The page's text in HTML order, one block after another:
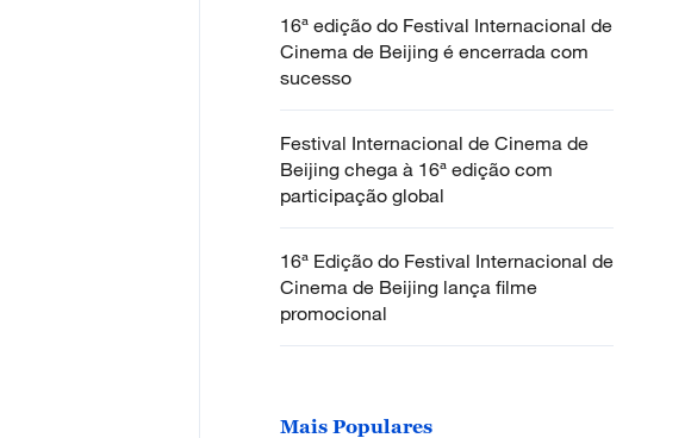
16ª edição do Festival Internacional de
Cinema de Beijing é encerrada com
sucesso
Festival Internacional de Cinema de
Beijing chega à 16ª edição com
participação global
16ª Edição do Festival Internacional de
Cinema de Beijing lança filme
promocional
Mais Populares